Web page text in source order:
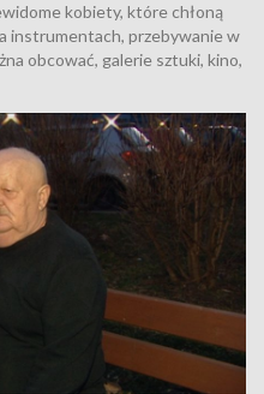
kobiety, które chłoną
instrumentach, przebywanie w
obcować, galerie sztuki, kino,
2 - letniej pracy z niewidomymi